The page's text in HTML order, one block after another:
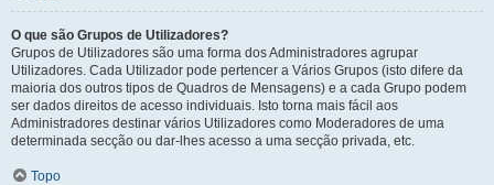
O que são Grupos de Utilizadores?
Grupos de Utilizadores são uma forma dos Administradores agrupar
Utilizadores. Cada Utilizador pode pertencer a Vários Grupos (isto difere da
maioria dos outros tipos de Quadros de Mensagens) e a cada Grupo podem
ser dados direitos de acesso individuais. Isto torna mais fácil aos
Administradores destinar vários Utilizadores como Moderadores de uma
determinada secção ou dar-lhes acesso a uma secção privada, etc.
Topo